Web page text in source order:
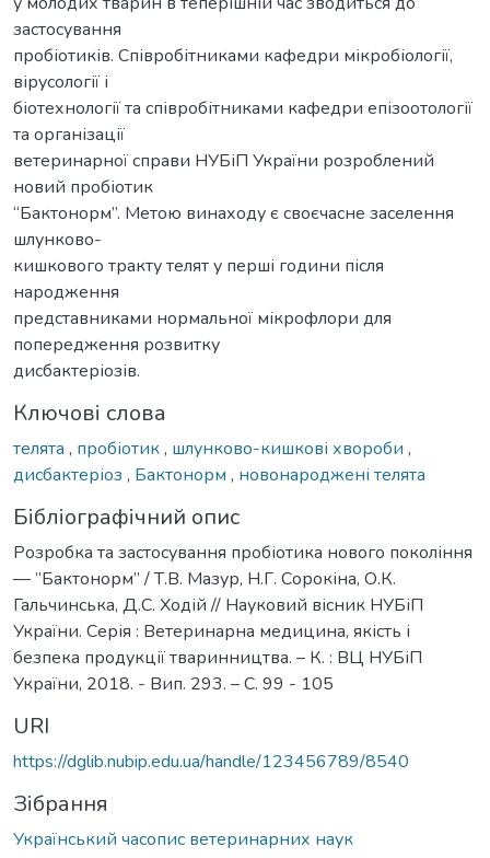
застосування
пробіотиків. Співробітниками кафедри мікробіології,
вірусології і
біотехнології та співробітниками кафедри епізоотології
та організації
ветеринарної справи НУБіП України розроблений
новий пробіотик
“Бактонорм”. Метою винаходу є своєчасне заселення
шлунково-
кишкового тракту телят у перші години після
народження
представниками нормальної мікрофлори для
попередження розвитку
дисбактеріозів.
Ключові слова
телята , пробіотик, шлунково-кишкові хвороби ,
дисбактеріоз , Бактонорм , новонароджені телята
Бібліографічний опис
Розробка та застосування пробіотика нового покоління
— ”Бактонорм” / Т.В. Мазур, Н.Г. Сорокіна, О.К.
Гальчинська, Д.С. Ходій // Науковий вісник НУБіП
України. Серія : Ветеринарна медицина, якість і
безпека продукції тваринництва. – К. : ВЦ НУБіП
України, 2018. - Вип. 293. – С. 99 - 105
URI
https://dglib.nubip.edu.ua/handle/123456789/8540
Зібрання
Український часопис ветеринарних наук